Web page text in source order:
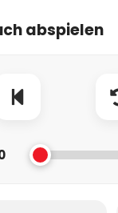
abspielen